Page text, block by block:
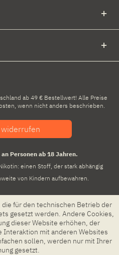
ab 49 € Bestellwert! Alle Preise
, wenn nicht anders beschrieben.
Personen ab 18 Jahren.
einen Stoff, der stark abhängig
von Kindern aufbewahren.
für den technischen Betrieb der
gesetzt werden. Andere Cookies,
dieser Website erhöhen, der
Interaktion mit anderen Websites
sollen, werden nur mit Ihrer
gesetzt.